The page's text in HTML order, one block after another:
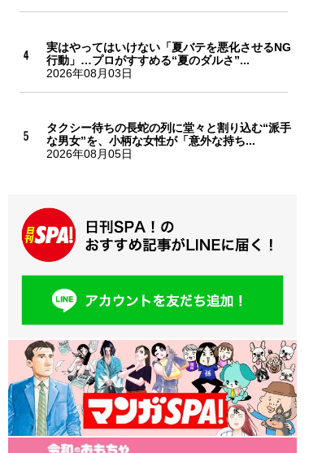
実はやってはいけない「夏バテを悪化させるNG
行動」…プロがすすめる“夏のダルさ”...
2026年08月03日
タクシー待ちの長蛇の列に堂々と割り込む“派手
な男女”を、小柄な女性が「意外な持ち...
2026年08月05日